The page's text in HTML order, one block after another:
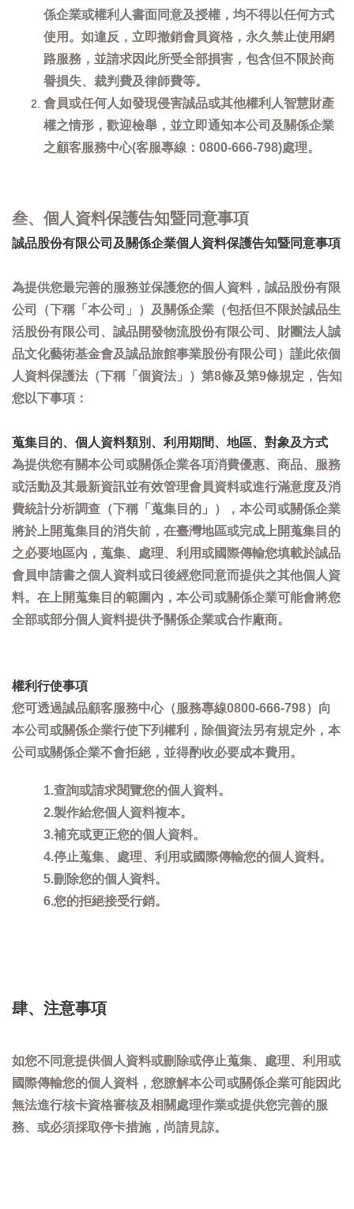
係企業或權利人書面同意及授權，均不得以任何方式
使用。如違反，立即撤銷會員資格，永久禁止使用網
路服務，並請求因此所受全部損害，包含但不限於商
譽損失、裁判費及律師費等。
會員或任何人如發現侵害誠品或其他權利人智慧財產
權之情形，歡迎檢舉，並立即通知本公司及關係企業
之顧客服務中心(客服專線：0800-666-798)處理。
叁、個人資料保護告知暨同意事項
誠品股份有限公司及關係企業個人資料保護告知暨同意事項
為提供您最完善的服務並保護您的個人資料，誠品股份有限
公司（下稱「本公司」）及關係企業（包括但不限於誠品生
活股份有限公司、誠品開發物流股份有限公司、財團法人誠
品文化藝術基金會及誠品旅館事業股份有限公司）謹此依個
人資料保護法（下稱「個資法」）第8條及第9條規定，告知
您以下事項：
蒐集目的、個人資料類別、利用期間、地區、對象及方式
為提供您有關本公司或關係企業各項消費優惠、商品、服務
或活動及其最新資訊並有效管理會員資料或進行滿意度及消
費統計分析調查（下稱「蒐集目的」），本公司或關係企業
將於上開蒐集目的消失前，在臺灣地區或完成上開蒐集目的
之必要地區內，蒐集、處理、利用或國際傳輸您填載於誠品
會員申請書之個人資料或日後經您同意而提供之其他個人資
料。在上開蒐集目的範圍內，本公司或關係企業可能會將您
全部或部分個人資料提供予關係企業或合作廠商。
權利行使事項
您可透過誠品顧客服務中心（服務專線0800-666-798）向
本公司或關係企業行使下列權利，除個資法另有規定外，本
公司或關係企業不會拒絕，並得酌收必要成本費用。
1.查詢或請求閱覽您的個人資料。
2.製作給您個人資料複本。
3.補充或更正您的個人資料。
4.停止蒐集、處理、利用或國際傳輸您的個人資料。
5.刪除您的個人資料。
6.您的拒絕接受行銷。
肆、注意事項
如您不同意提供個人資料或刪除或停止蒐集、處理、利用或
國際傳輸您的個人資料，您膫解本公司或關係企業可能因此
無法進行核卡資格審核及相關處理作業或提供您完善的服
務、或必須採取停卡措施，尚請見諒。